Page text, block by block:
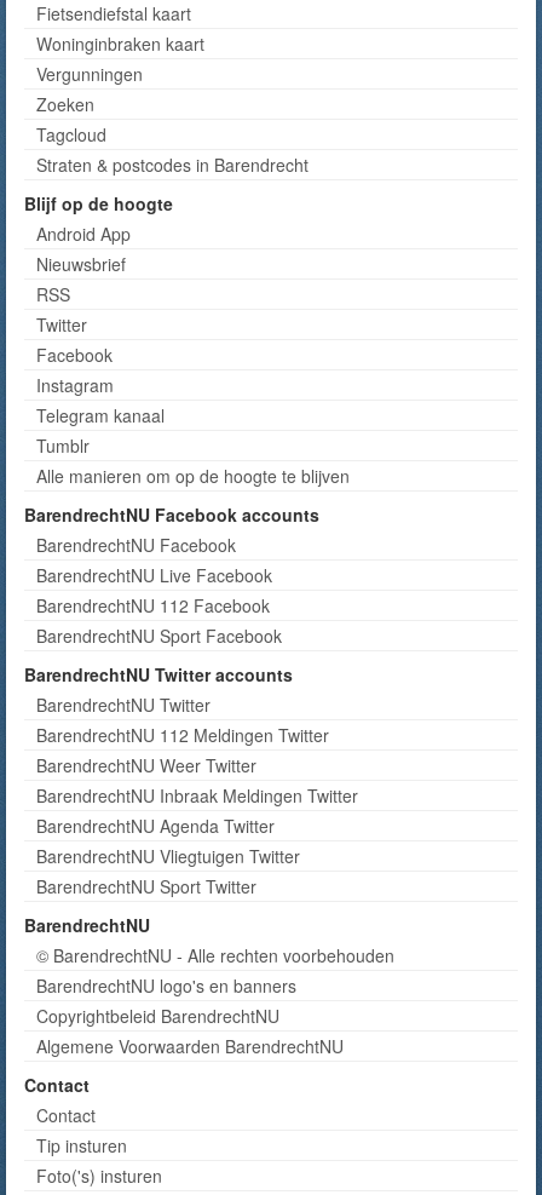
Fietsendiefstal kaart
Woninginbraken kaart
Vergunningen
Zoeken
Tagcloud
Straten & postcodes in Barendrecht
Blijf op de hoogte
Android App
Nieuwsbrief
RSS
Twitter
Facebook
Instagram
Telegram kanaal
Tumblr
Alle manieren om op de hoogte te blijven
BarendrechtNU Facebook accounts
BarendrechtNU Facebook
BarendrechtNU Live Facebook
BarendrechtNU 112 Facebook
BarendrechtNU Sport Facebook
BarendrechtNU Twitter accounts
BarendrechtNU Twitter
BarendrechtNU 112 Meldingen Twitter
BarendrechtNU Weer Twitter
BarendrechtNU Inbraak Meldingen Twitter
BarendrechtNU Agenda Twitter
BarendrechtNU Vliegtuigen Twitter
BarendrechtNU Sport Twitter
BarendrechtNU
© BarendrechtNU - Alle rechten voorbehouden
BarendrechtNU logo's en banners
Copyrightbeleid BarendrechtNU
Algemene Voorwaarden BarendrechtNU
Contact
Contact
Tip insturen
Foto('s) insturen